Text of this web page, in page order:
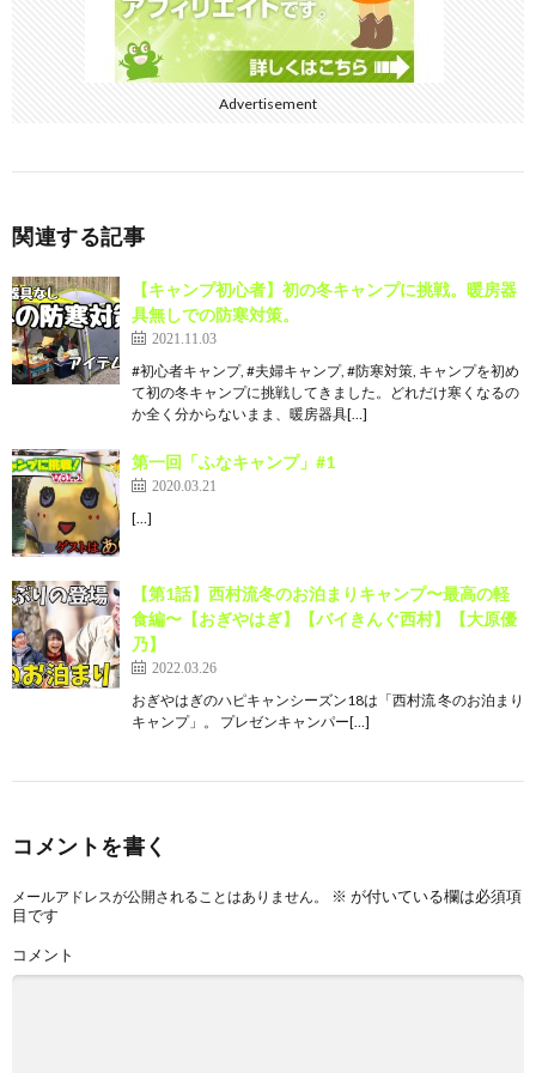
Advertisement
関連する記事
【キャンプ初心者】初の冬キャンプに挑戦。暖房器
具無しでの防寒対策。
2021.11.03
#初心者キャンプ, #夫婦キャンプ, #防寒対策, キャンプを初め
て初の冬キャンプに挑戦してきました。どれだけ寒くなるの
か全く分からないまま、暖房器具[…]
第一回「ふなキャンプ」#1
2020.03.21
[…]
【第1話】西村流冬のお泊まりキャンプ〜最高の軽
食編〜【おぎやはぎ】【バイきんぐ西村】【大原優
乃】
2022.03.26
おぎやはぎのハピキャンシーズン18は「西村流 冬のお泊まり
キャンプ」。 プレゼンキャンパー[…]
コメントを書く
メールアドレスが公開されることはありません。 ※ が付いている欄は必須項
目です
コメント